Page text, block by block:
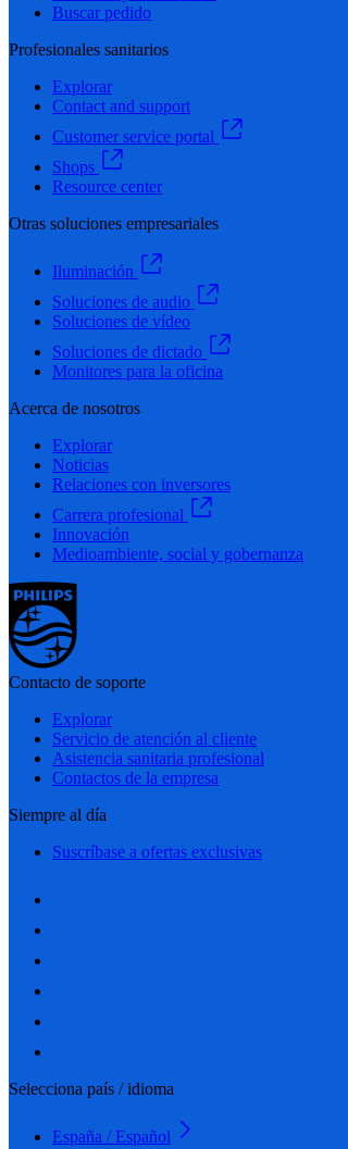
Buscar pedido
Profesionales sanitarios
Explorar
Contact and support
Customer service portal
Shops
Resource center
Otras soluciones empresariales
Iluminación
Soluciones de audio
Soluciones de vídeo
Soluciones de dictado
Monitores para la oficina
Acerca de nosotros
Explorar
Noticias
Relaciones con inversores
Carrera profesional
Innovación
Medioambiente, social y gobernanza
Contacto de soporte
Explorar
Servicio de atención al cliente
Asistencia sanitaria profesional
Contactos de la empresa
Siempre al día
Suscríbase a ofertas exclusivas
Selecciona país / idioma
España / Español